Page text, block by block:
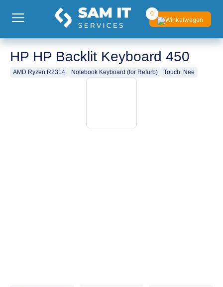
0
HP HP Backlit Keyboard 450
AMD Ryzen R2314 Notebook Keyboard (for Refurb) Touch: Nee